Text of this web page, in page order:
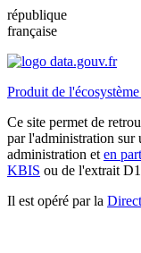
république
française
Produit de
Ce site permet de
par l'administration sur
administration et en
KBIS ou de l'extrait
Il est opéré par la